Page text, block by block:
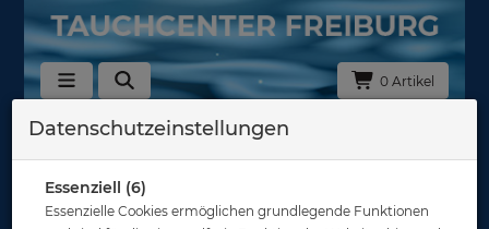
0 Artikel
MC Nett
In dieser Ansicht sind keine Produkte verfügbar
Datenschutzeinstellungen
Essenziell (6)
Essenzielle Cookies ermöglichen grundlegende Funktionen